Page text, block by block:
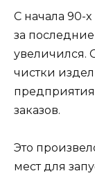
С начала 90-
за
увеличился.
чистки
заказов.
Это
мест для